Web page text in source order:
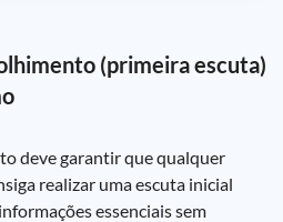
(primeira escuta)
deve garantir que qualquer
realizar uma escuta inicial
essenciais sem